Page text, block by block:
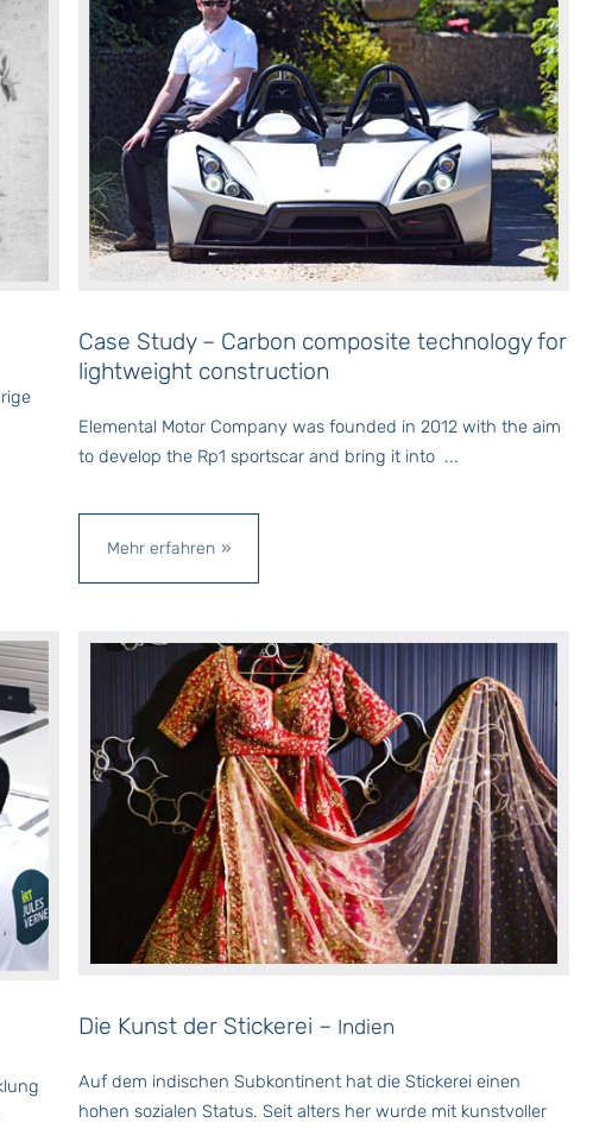
Case Study – Carbon composite technology for
lightweight construction
Elemental Motor Company was founded in 2012 with the aim
to develop the Rp1 sportscar and bring it into ...
Mehr erfahren
Die Kunst der Stickerei – Indien
Auf dem indischen Subkontinent hat die Stickerei einen
hohen sozialen Status. Seit alters her wurde mit kunstvoller